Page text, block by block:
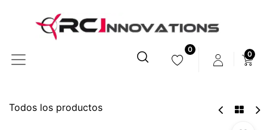
0
0
Todos los productos